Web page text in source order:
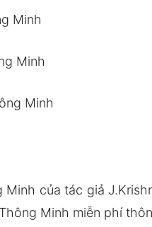
Minh
Minh
Minh
của tác giả
Minh miễn phí